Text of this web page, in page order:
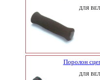
ДЛЯ
Поролон
ДЛЯ